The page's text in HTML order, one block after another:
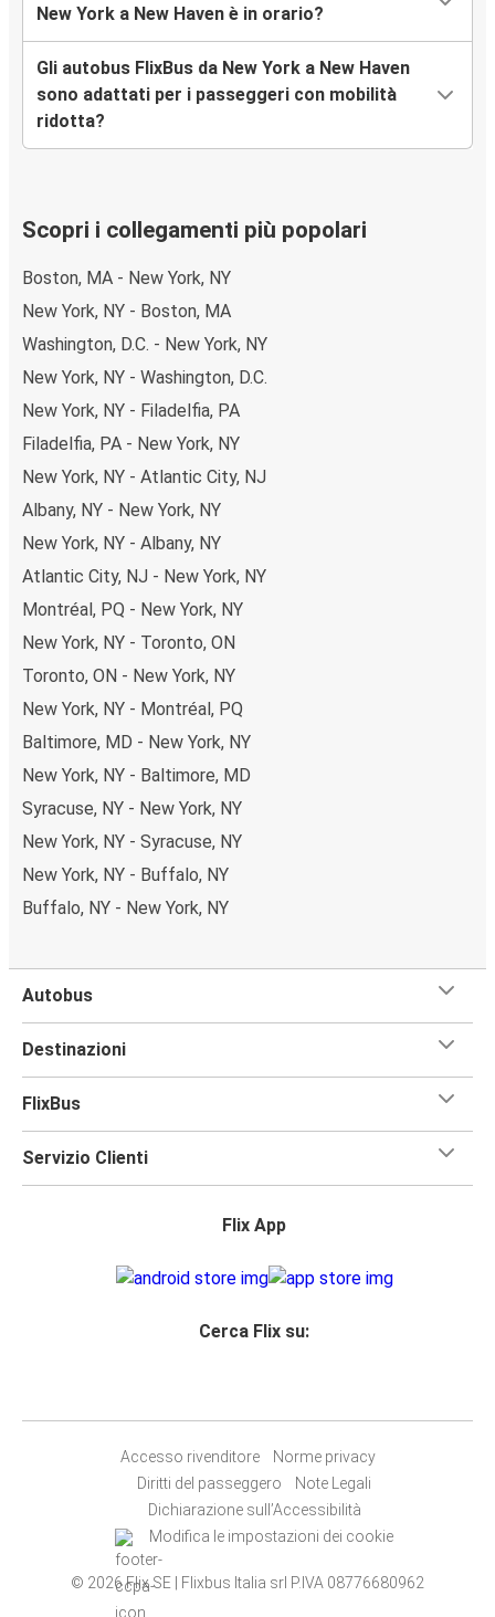
New York a New Haven è in orario?
Gli autobus FlixBus da New York a New Haven
sono adattati per i passeggeri con mobilità
ridotta?
Scopri i collegamenti più popolari
Boston, MA - New York, NY
New York, NY - Boston, MA
Washington, D.C. - New York, NY
New York, NY - Washington, D.C.
New York, NY - Filadelfia, PA
Filadelfia, PA - New York, NY
New York, NY - Atlantic City, NJ
Albany, NY - New York, NY
New York, NY - Albany, NY
Atlantic City, NJ - New York, NY
Montréal, PQ - New York, NY
New York, NY - Toronto, ON
Toronto, ON - New York, NY
New York, NY - Montréal, PQ
Baltimore, MD - New York, NY
New York, NY - Baltimore, MD
Syracuse, NY - New York, NY
New York, NY - Syracuse, NY
New York, NY - Buffalo, NY
Buffalo, NY - New York, NY
Autobus
Destinazioni
FlixBus
Servizio Clienti
Flix App
Cerca Flix su:
Accesso rivenditore
Norme privacy
Diritti del passeggero
Note Legali
Dichiarazione sull’Accessibilità
Modifica le impostazioni dei cookie
© 2026 Flix SE | Flixbus Italia srl P.IVA 08776680962